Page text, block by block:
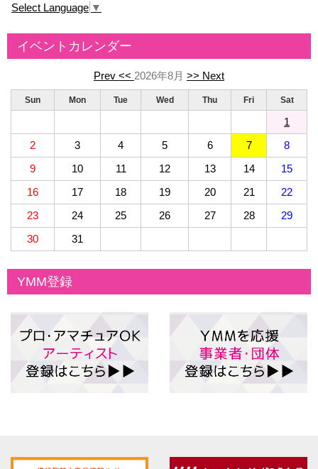
Select Language ▼
イベントカレンダー
Prev << 2026年8月 >> Next
Sun Mon Tue Wed Thu Fri Sat
1
2
3 4 5 6 7
8
9
10 11 12 13 14
15
16
17 18 19 20 21
22
23
24 25 26 27 28
29
30
31
YMM登録